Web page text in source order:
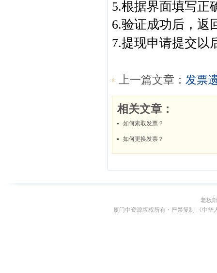
老板
厦门中资源版权所有・严禁复制 《中